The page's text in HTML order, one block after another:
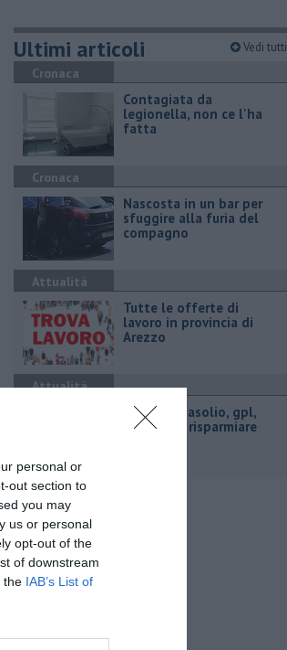
personal or
out section to
you may
us or personal
opt-out of the
of downstream
the IAB’s List of
Ultimi articoli Vedi tutti
Cronaca
Contagiata da
legionella, non ce l'ha
fatta
Cronaca
Nascosta in un bar per
sfuggire alla furia del
compagno
Attualità
​Tutte le offerte di
lavoro in provincia di
Arezzo
Attualità
​Benzina, gasolio, gpl,
ecco dove risparmiare